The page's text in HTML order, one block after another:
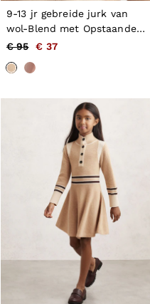
9-13 jr gebreide jurk van
wol-Blend met Opstaande
kraag en kasjmier in Naturel
€ 95 € 37